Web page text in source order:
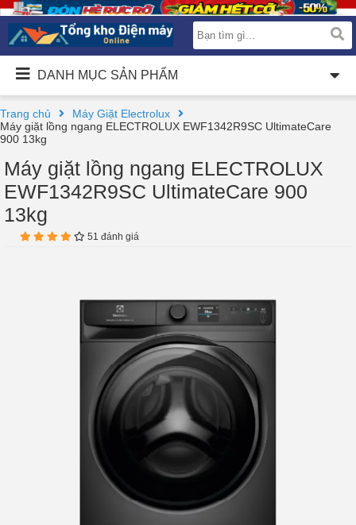
DANH MỤC SẢN PHẨM
Trang chủ
Máy Giặt Electrolux
Máy giặt lồng ngang ELECTROLUX EWF1342R9SC UltimateCare
900 13kg
Máy giặt lồng ngang ELECTROLUX
EWF1342R9SC UltimateCare 900
13kg
51 đánh giá